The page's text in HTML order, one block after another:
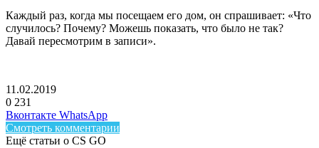
Каждый раз, когда мы посещаем его дом, он спрашивает: «Что
случилось? Почему? Можешь показать, что было не так?
Давай пересмотрим в записи».
11.02.2019
0 231
Facebook
Twitter
LinkedIn
Вконтакте WhatsAppTelegram
Смотреть комментарии
Ещё статьи о CS GO